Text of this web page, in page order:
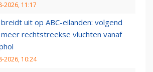
2026, 11:17
uit op ABC-eilanden: volgend
rechtstreekse vluchten vanaf
2026, 10:24